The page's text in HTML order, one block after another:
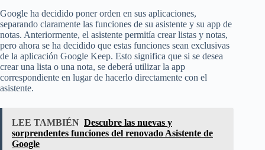
Google ha decidido poner orden en sus aplicaciones,
separando claramente las funciones de su asistente y su app de
notas. Anteriormente, el asistente permitía crear listas y notas,
pero ahora se ha decidido que estas funciones sean exclusivas
de la aplicación Google Keep. Esto significa que si se desea
crear una lista o una nota, se deberá utilizar la app
correspondiente en lugar de hacerlo directamente con el
asistente.
LEE TAMBIÉN Descubre las nuevas y
sorprendentes funciones del renovado Asistente de
Google